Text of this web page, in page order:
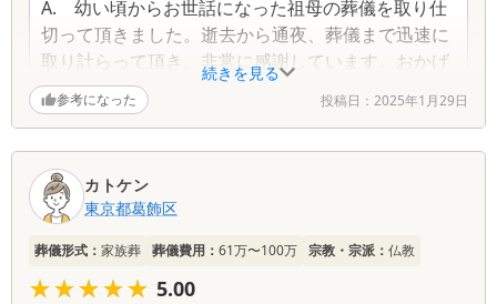
続きを見る
A. 幼い頃からお世話になった祖母の葬儀を取り仕
切って頂きました。逝去から通夜、葬儀まで迅速に
取り計らって頂き、非常に感謝しています。おかげ
様で祖母をしっかり送り出すことができました。大
変ありがとうございました。
Q.故人との思い出を一つ教えてください
A.幼い頃に近所に住んでいた祖母の家に遊びに行
き、よくお菓子やお茶などを振る舞ってくれまし
た。
参考になった 投稿日： 2025年1月29日
カトケン
東京都葛飾区
葬儀形式： 家族葬 葬儀費用： 61万〜100万 宗教・宗派： 仏教
★★★★★
★★★★★ 5.00